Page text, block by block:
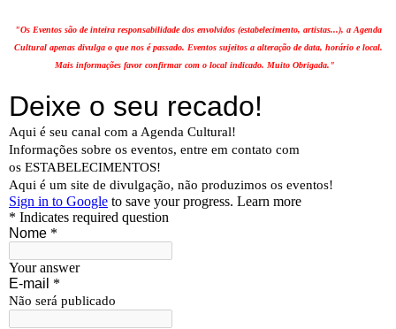
"Os Eventos são de inteira responsabilidade dos envolvidos (estabelecimento, artistas...), a Agenda
Cultural apenas divulga o que nos é passado. Eventos sujeitos a alteração de data, horário e local.
Mais informações favor confirmar com o local indicado. Muito Obrigada."